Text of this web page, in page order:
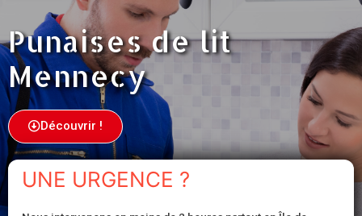
Punaises de lit
Mennecy
Découvrir !
UNE URGENCE ?